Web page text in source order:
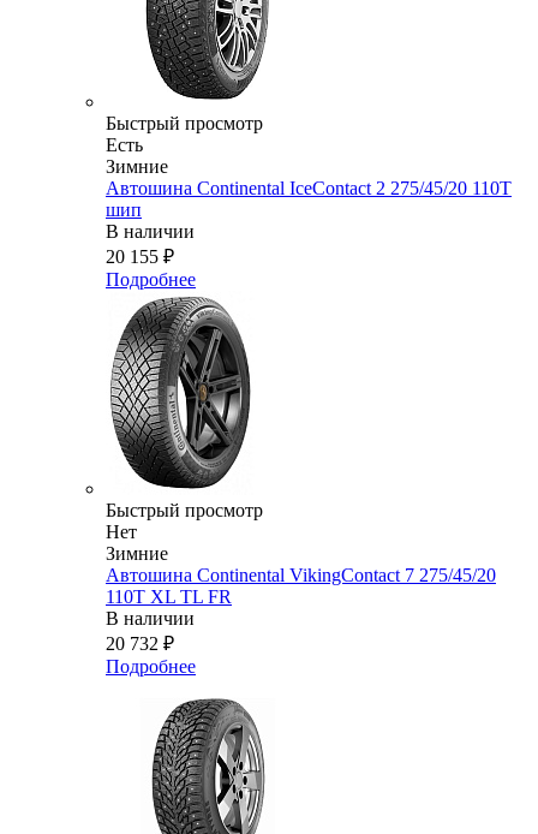
Быстрый просмотр
Есть
Зимние
Автошина Continental IceContact 2 275/45/20 110T
шип
В наличии
20 155 ₽
Подробнее
Быстрый просмотр
Нет
Зимние
Автошина Continental VikingContact 7 275/45/20
110T XL TL FR
В наличии
20 732 ₽
Подробнее